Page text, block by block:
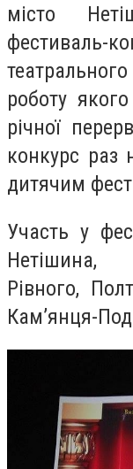
місто
роботу
річної
конкурс раз
дитячим
Участь у
Нетішина,
Рівного,
Кам’янця-